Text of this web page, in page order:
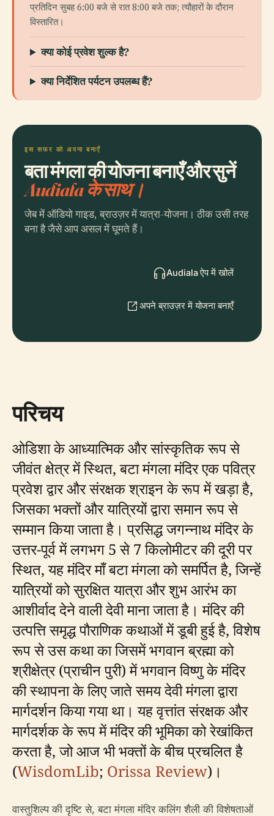
प्रतिदिन सुबह 6:00 बजे से रात 8:00 बजे तक; त्यौहारों के दौरान
विस्तारित।
क्या कोई प्रवेश शुल्क है?
क्या निर्देशित पर्यटन उपलब्ध हैं?
इस सफर को अपना बनाएँ
बता मंगला की योजना बनाएँ और सुनें
Audiala के साथ।
जेब में ऑडियो गाइड, ब्राउज़र में यात्रा-योजना। ठीक उसी तरह
बना है जैसे आप असल में घूमते हैं।
Audiala ऐप में खोलें
अपने ब्राउज़र में योजना बनाएँ
परिचय
ओडिशा के आध्यात्मिक और सांस्कृतिक रूप से
जीवंत क्षेत्र में स्थित, बटा मंगला मंदिर एक पवित्र
प्रवेश द्वार और संरक्षक श्राइन के रूप में खड़ा है,
जिसका भक्तों और यात्रियों द्वारा समान रूप से
सम्मान किया जाता है। प्रसिद्ध जगन्नाथ मंदिर के
उत्तर-पूर्व में लगभग 5 से 7 किलोमीटर की दूरी पर
स्थित, यह मंदिर माँ बटा मंगला को समर्पित है, जिन्हें
यात्रियों को सुरक्षित यात्रा और शुभ आरंभ का
आशीर्वाद देने वाली देवी माना जाता है। मंदिर की
उत्पत्ति समृद्ध पौराणिक कथाओं में डूबी हुई है, विशेष
रूप से उस कथा का जिसमें भगवान ब्रह्मा को
श्रीक्षेत्र (प्राचीन पुरी) में भगवान विष्णु के मंदिर
की स्थापना के लिए जाते समय देवी मंगला द्वारा
मार्गदर्शन किया गया था। यह वृत्तांत संरक्षक और
मार्गदर्शक के रूप में मंदिर की भूमिका को रेखांकित
करता है, जो आज भी भक्तों के बीच प्रचलित है
(WisdomLib; Orissa Review)।
वास्तुशिल्प की दृष्टि से, बटा मंगला मंदिर कलिंग शैली की विशेषताओं